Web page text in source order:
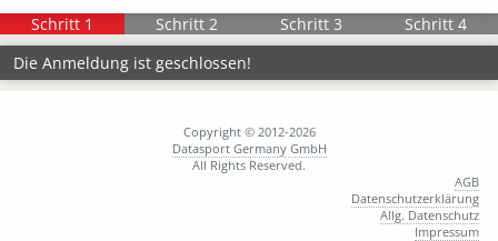
Schritt 1 Schritt 2 Schritt 3
Schritt 4
Die Anmeldung ist geschlossen!
Copyright © 2012-2026
Datasport Germany GmbH
All Rights Reserved.
AGB
Datenschutzerklärung
Allg. Datenschutz
Impressum